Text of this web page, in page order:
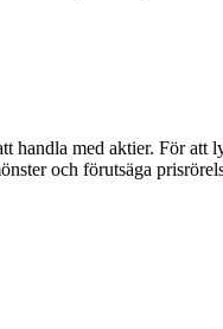
med aktier. För att
och förutsäga